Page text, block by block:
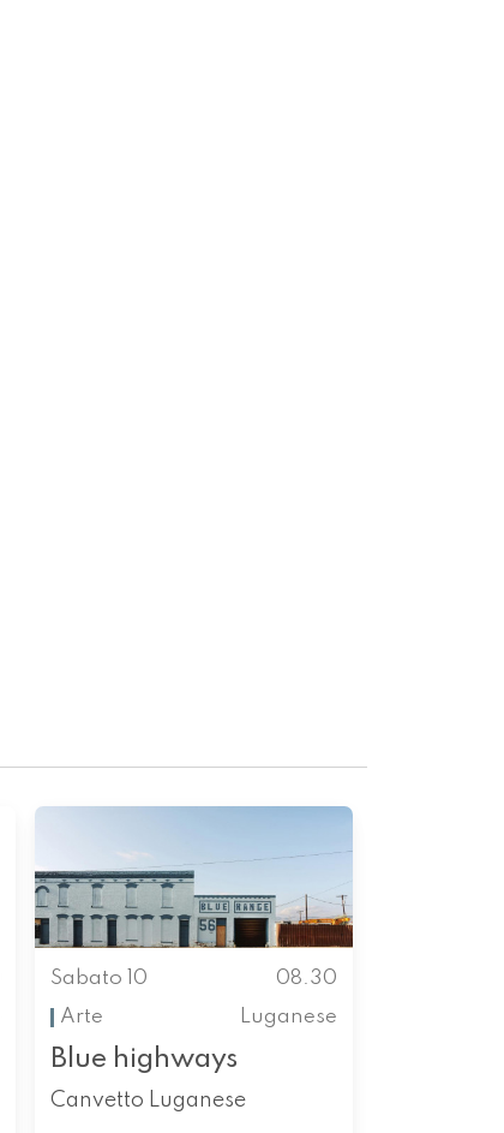
Sabato 10
08.30
Arte
Luganese
Blue highways
Canvetto Luganese